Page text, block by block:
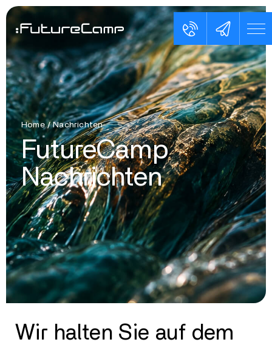
Home/Nachrichten
FutureCamp
Nachrichten
Wir halten Sie auf dem